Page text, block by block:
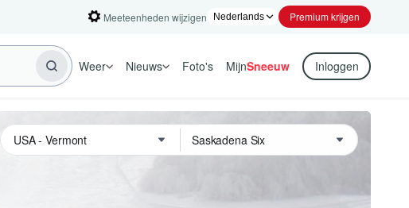
Meeteenheden wijzigen Premium krijgen
Weer Nieuws Foto's MijnSneeuw Inloggen